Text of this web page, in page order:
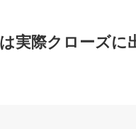
実際クローズに